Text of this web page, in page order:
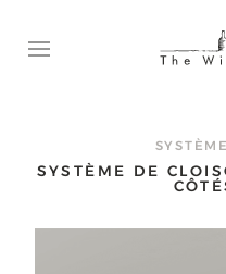
Ouvrir le menu
SYSTÈME DE
N’hésitez pas à
de votre projet et